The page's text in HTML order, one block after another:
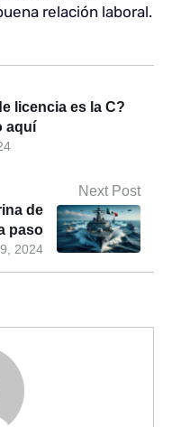
relación laboral.
licencia es la C?
aquí
Next Post
2024
de
paso